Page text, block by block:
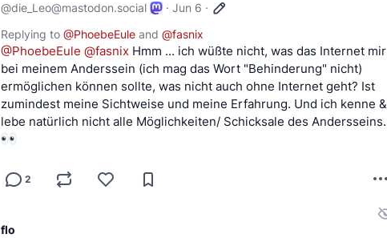
@die_Leo@mastodon.social · Jun 6 ·
Replying to @PhoebeEule and @fasnix
@PhoebeEule @fasnix Hmm ... ich wüßte nicht, was das Internet mir
bei meinem Anderssein (ich mag das Wort "Behinderung" nicht)
ermöglichen können sollte, was nicht auch ohne Internet geht? Ist
zumindest meine Sichtweise und meine Erfahrung. Und ich kenne &
lebe natürlich nicht alle Möglichkeiten/ Schicksale des Andersseins.
2
flo